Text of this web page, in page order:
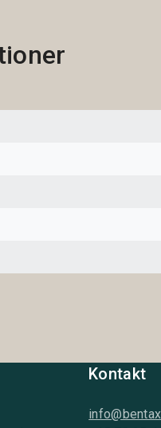
Kontakt